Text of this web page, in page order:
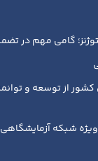
گامی مهم در
از توسعه و
ویژه شبکه